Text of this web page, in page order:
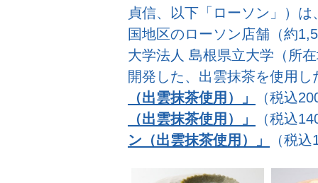
貞信、以下「ローソン」）
国地区のローソン店舗（約
大学法人 島根県立大学（所
開発した、出雲抹茶を使用し
（出雲抹茶使用）」
（税込
（出雲抹茶使用）」
（税込
ン（出雲抹茶使用）」
（税